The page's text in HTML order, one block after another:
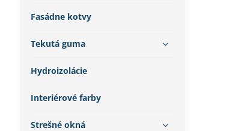
Fasádne kotvy
Tekutá guma
Hydroizolácie
Interiérové farby
Strešné okná